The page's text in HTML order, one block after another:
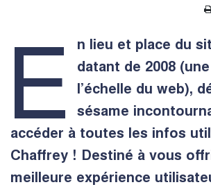
E
n lieu et place du
datant de 2008
l’échelle du web),
sésame
accéder à toutes les infos
Chaffrey ! Destiné à vous
meilleure expérience